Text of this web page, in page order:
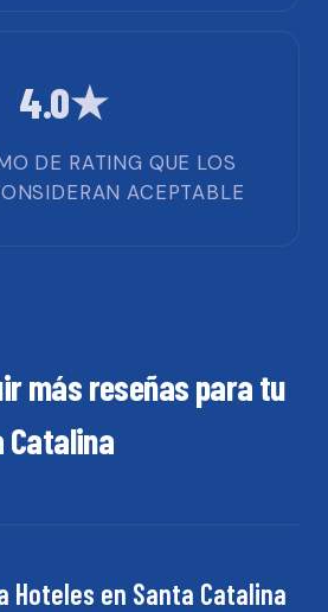
4.0★
DE RATING QUE LOS
ACEPTABLE
más reseñas para tu
Catalina
Hoteles en Santa Catalina